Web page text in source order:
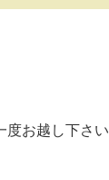
度お越し下さい